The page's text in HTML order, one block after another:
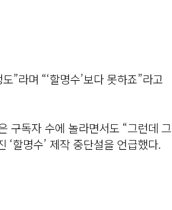
”라며 “‘할명수’보다 못하죠”라고
구독자 수에 놀라면서도 “그런데 그
‘할명수’ 제작 중단설을 언급했다.